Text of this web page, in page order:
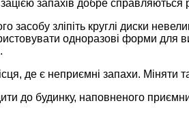
запахів добре справляються
засобу зліпіть круглі диски
одноразові форми для
де є неприємні запахи. Міняти
до будинку, наповненого